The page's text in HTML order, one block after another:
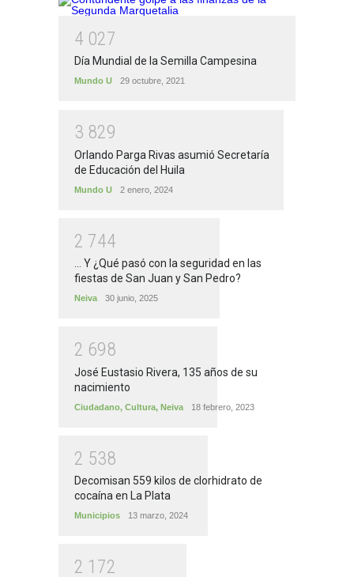
4 027
Día Mundial de la Semilla Campesina
Mundo U 29 octubre, 2021
3 829
Orlando Parga Rivas asumió Secretaría
de Educación del Huila
Mundo U 2 enero, 2024
2 744
... Y ¿Qué pasó con la seguridad en las
fiestas de San Juan y San Pedro?
Neiva 30 junio, 2025
2 698
José Eustasio Rivera, 135 años de su
nacimiento
Ciudadano, Cultura, Neiva 18 febrero, 2023
2 538
Decomisan 559 kilos de clorhidrato de
cocaína en La Plata
Municipios 13 marzo, 2024
2 1 72